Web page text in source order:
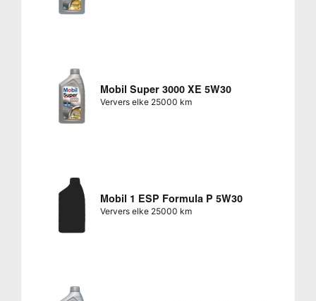
Mobil Super 3000 XE 5W30
Ververs elke 25000 km
Mobil 1 ESP Formula P 5W30
Ververs elke 25000 km